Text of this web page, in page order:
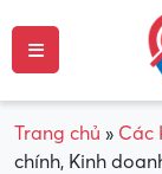
Trang chủ » Các
chính, Kinh